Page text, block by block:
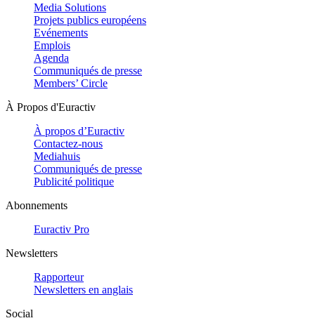
Media Solutions
Projets publics européens
Evénements
Emplois
Agenda
Communiqués de presse
Members’ Circle
À Propos d'Euractiv
À propos d’Euractiv
Contactez-nous
Mediahuis
Communiqués de presse
Publicité politique
Abonnements
Euractiv Pro
Newsletters
Rapporteur
Newsletters en anglais
Social